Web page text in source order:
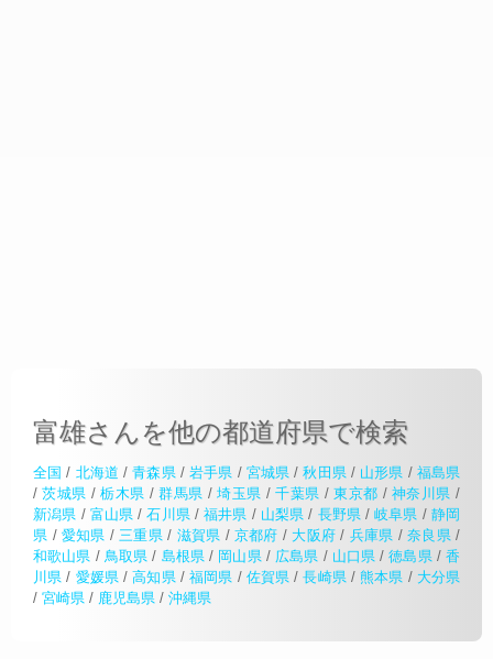
富雄さんを他の都道府県で検索
全国 / 北海道 /青森県/ 岩手県 / 宮城県 /秋田県/ 山形県 / 福島県
/茨城県 /栃木県 /群馬県 /埼玉県 /千葉県 /東京都 /神奈川県 /
新潟県 / 富山県 /石川県/福井県 / 山梨県 / 長野県/岐阜県 / 静岡
県 / 愛知県 /三重県 / 滋賀県 / 京都府 / 大阪府 / 兵庫県 / 奈良県/
和歌山県 / 鳥取県 / 島根県/ 岡山県/ 広島県 / 山口県 /徳島県/香
川県 / 愛媛県/高知県/ 福岡県 / 佐賀県 /長崎県/熊本県 / 大分県
/ 宮崎県 / 鹿児島県 / 沖縄県